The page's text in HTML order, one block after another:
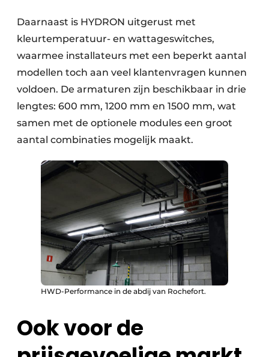
Daarnaast is HYDRON uitgerust met
kleurtemperatuur- en wattageswitches,
waarmee installateurs met een beperkt aantal
modellen toch aan veel klantenvragen kunnen
voldoen. De armaturen zijn beschikbaar in drie
lengtes: 600 mm, 1200 mm en 1500 mm, wat
samen met de optionele modules een groot
aantal combinaties mogelijk maakt.
HWD-Performance in de abdij van Rochefort.
Ook voor de